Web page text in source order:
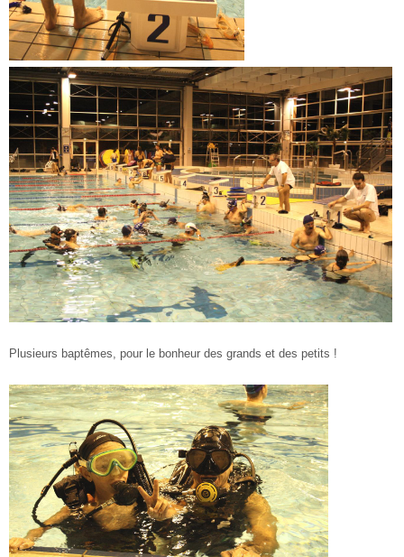
Plusieurs baptêmes, pour le bonheur des grands et des petits !